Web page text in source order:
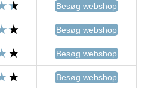
Besøg webshop
Besøg webshop
Besøg webshop
Besøg webshop